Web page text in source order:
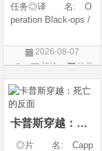
任务◎译 名: O
peration Black-ops /
&amp;middot;绝密任
务◎年 代: 202
大陆◎类 别:
动作 / 战争 / 犯
2026-08-07
评论
动作
片
卡普斯穿越：死亡的反面
◎片 名: Capp